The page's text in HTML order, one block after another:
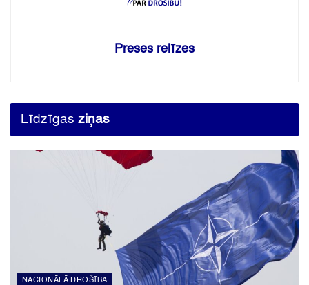
Preses relīzes
Līdzīgas ziņas
NACIONĀLĀ DROŠĪBA